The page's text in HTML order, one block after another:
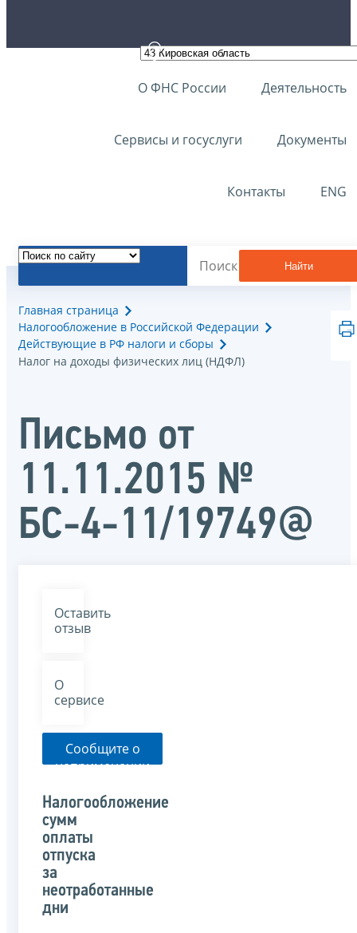
О ФНС России Деятельность
Сервисы и госуслуги Документы
Контакты ENG
Найти
Главная страница
Налогообложение в Российской Федерации
Действующие в РФ налоги и сборы
Налог на доходы физических лиц (НДФЛ)
Письмо от
11.11.2015 №
БС-4-11/19749@
Оставить
отзыв
О
сервисе
Сообщите о
неприменении
органом
указанного
письма
Налогообложение
сумм
оплаты
отпуска
за
неотработанные
дни